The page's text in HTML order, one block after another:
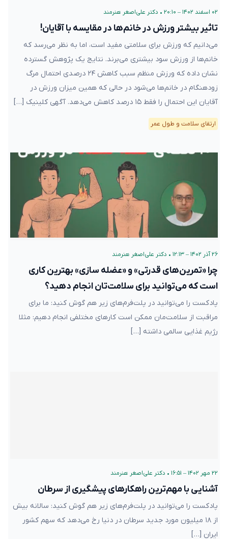
۰۲ اسفند ۱۴۰۲ – ۲۰:۱۰ • دکتر علی‌اصغر هنرمند
تاثیر بیشتر ورزش در خانم‌ها در مقایسه با آقایان!
می‌دانیم که ورزش برای سلامتی مفید است، اما به نظر می‌رسد که
خانم‌ها از ورزش سود بیشتری می‌برند. نتایج یک پژوهش گسترده
نشان داده که ورزش منظم سبب کاهش ۲۴ درصدی احتمال مرگ
زودهنگام در خانم‌ها می‌شود در حالی که همین میزان ورزش در
آقایان این احتمال را فقط ۱۵ درصد کاهش می‌دهد. آگهی کلینیک […]
ارتقای سلامت و طول عمر
۲۶ آذر ۱۴۰۲ – ۱۲:۱۳ • دکتر علی‌اصغر هنرمند
چرا «تمرین‌های قدرتی» و «عضله سازی» بهترین کاری
است که می‌توانید برای سلامت‌تان انجام دهید؟
پادکست را می‌توانید در پلت‌فرم‌های زیر هم گوش کنید: ما برای
مراقبت از سلامت‌مان ممکن است کارهای مختلفی انجام دهیم: مثلا
رژیم غذایی سالمی داشته […]
۲۲ مهر ۱۴۰۲ – ۱۶:۵۱ • دکتر علی‌اصغر هنرمند
آشنایی با مهم‌ترین راهکارهای پیشگیری از سرطان
پادکست را می‌توانید در پلت‌فرم‌های زیر هم گوش کنید: سالانه بیش
از ۱۸ میلیون مورد جدید سرطان در دنیا رخ می‌دهد که سهم کشور
ایران […]